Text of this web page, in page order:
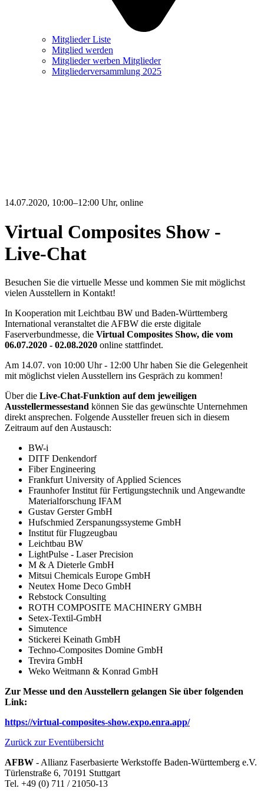
Mitglieder Liste
Mitglied werden
Mitglieder werben Mitglieder
Mitgliederversammlung 2025
14.07.2020, 10:00–12:00 Uhr, online
Virtual Composites Show -
Live-Chat
Besuchen Sie die virtuelle Messe und kommen Sie mit möglichst
vielen Ausstellern in Kontakt!
In Kooperation mit Leichtbau BW und Baden-Württemberg
International veranstaltet die AFBW die erste digitale
Faserverbundmesse, die Virtual Composites Show, die vom
06.07.2020 - 02.08.2020 online stattfindet.
Am 14.07. von 10:00 Uhr - 12:00 Uhr haben Sie die Gelegenheit
mit möglichst vielen Ausstellern ins Gespräch zu kommen!
Über die Live-Chat-Funktion auf dem jeweiligen
Ausstellermessestand können Sie das gewünschte Unternehmen
direkt ansprechen. Folgende Aussteller freuen sich in diesem
Zeitraum auf den Austausch:
BW-i
DITF Denkendorf
Fiber Engineering
Frankfurt University of Applied Sciences
Fraunhofer Institut für Fertigungstechnik und Angewandte
Materialforschung IFAM
Gustav Gerster GmbH
Hufschmied Zerspanungssysteme GmbH
Institut für Flugzeugbau
Leichtbau BW
LightPulse - Laser Precision
M & A Dieterle GmbH
Mitsui Chemicals Europe GmbH
Neutex Home Deco GmbH
Rebstock Consulting
ROTH COMPOSITE MACHINERY GMBH
Setex-Textil-GmbH
Simutence
Stickerei Keinath GmbH
Techno-Composites Domine GmbH
Trevira GmbH
Weko Weitmann & Konrad GmbH
Zur Messe und den Ausstellern gelangen Sie über folgenden
Link:
https://virtual-composites-show.expo.enra.app/
Zurück zur Eventübersicht
AFBW - Allianz Faserbasierte Werkstoffe Baden-Württemberg e.V.
Türlenstraße 6, 70191 Stuttgart
Tel. +49 (0) 711 / 21050-13